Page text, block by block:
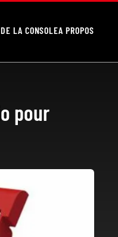
LA CONSOLEA PROPOS
pour